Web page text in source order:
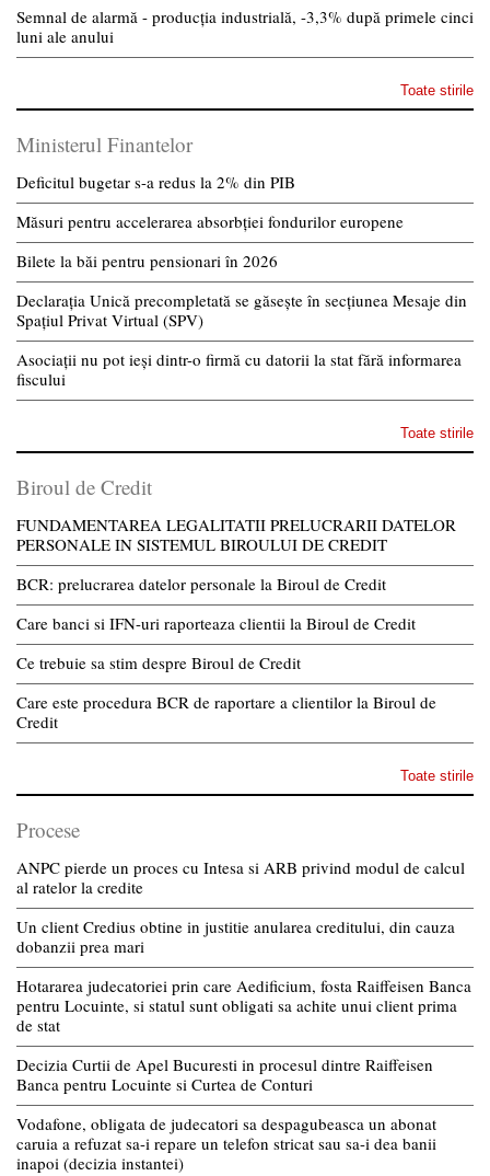
Semnal de alarmă - producția industrială, -3,3% după primele cinci
luni ale anului
Toate stirile
Ministerul Finantelor
Deficitul bugetar s-a redus la 2% din PIB
Măsuri pentru accelerarea absorbției fondurilor europene
Bilete la băi pentru pensionari în 2026
Declarația Unică precompletată se găsește în secțiunea Mesaje din
Spațiul Privat Virtual (SPV)
Asociații nu pot ieși dintr-o firmă cu datorii la stat fără informarea
fiscului
Toate stirile
Biroul de Credit
FUNDAMENTAREA LEGALITATII PRELUCRARII DATELOR
PERSONALE IN SISTEMUL BIROULUI DE CREDIT
BCR: prelucrarea datelor personale la Biroul de Credit
Care banci si IFN-uri raporteaza clientii la Biroul de Credit
Ce trebuie sa stim despre Biroul de Credit
Care este procedura BCR de raportare a clientilor la Biroul de
Credit
Toate stirile
Procese
ANPC pierde un proces cu Intesa si ARB privind modul de calcul
al ratelor la credite
Un client Credius obtine in justitie anularea creditului, din cauza
dobanzii prea mari
Hotararea judecatoriei prin care Aedificium, fosta Raiffeisen Banca
pentru Locuinte, si statul sunt obligati sa achite unui client prima
de stat
Decizia Curtii de Apel Bucuresti in procesul dintre Raiffeisen
Banca pentru Locuinte si Curtea de Conturi
Vodafone, obligata de judecatori sa despagubeasca un abonat
caruia a refuzat sa-i repare un telefon stricat sau sa-i dea banii
inapoi (decizia instantei)